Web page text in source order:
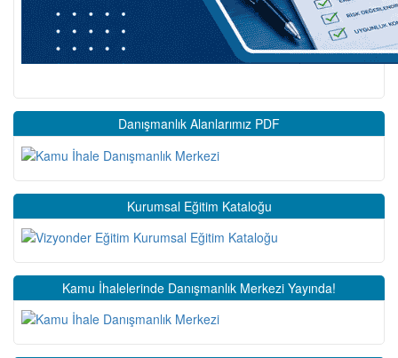
Danışmanlık Alanlarımız PDF
Kurumsal Eğitim Kataloğu
Kamu İhalelerinde Danışmanlık Merkezi Yayında!